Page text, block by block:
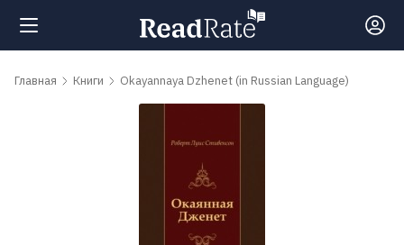
Поиск
Главная Книги Okayannaya Dzhenet (in Russian Language)